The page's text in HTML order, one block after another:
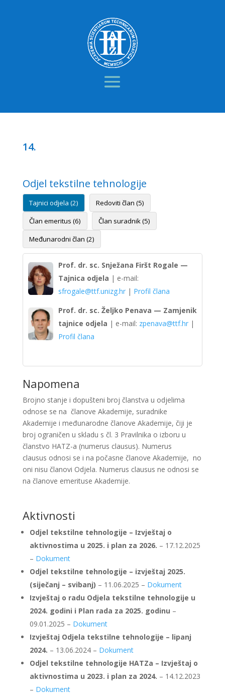
14.
Odjel tekstilne tehnologije
Tajnici odjela (2)
Redoviti član (5)
Član emeritus (6)
Član suradnik (5)
Međunarodni član (2)
Prof. dr. sc. Snježana Firšt Rogale —
Tajnica odjela | e-mail:
sfrogale@ttf.unizg.hr| Profil člana
Prof. dr. sc. Željko Penava — Zamjenik
tajnice odjela | e-mail: zpenava@ttf.hr|
Profil člana
Napomena
Brojno stanje i dopušteni broj članstva u odjelima
odnose se na članove Akademije, suradnike
Akademije i međunarodne članove Akademije, čiji je
broj ograničen u skladu s čl. 3 Pravilnika o izboru u
članstvo HATZ-a (numerus clausus). Numerus
clausus odnosi se i na počasne članove Akademije, no
oni nisu članovi Odjela. Numerus clausus ne odnosi se
na članove emerituse Akademije.
Aktivnosti
Odjel tekstilne tehnologije – Izvještaj o
aktivnostima u 2025. i plan za 2026. – 17.12.2025
– Dokument
Odjel tekstilne tehnologije – izvještaj 2025.
(siječanj – svibanj) – 11.06.2025 – Dokument
Izvještaj o radu Odjela tekstilne tehnologije u
2024. godini i Plan rada za 2025. godinu –
09.01.2025 – Dokument
Izvještaj Odjela tekstilne tehnologije – lipanj
2024. – 13.06.2024 – Dokument
Odjel tekstilne tehnologije HATZa – Izvještaj o
aktivnostima u 2023. i plan za 2024. – 14.12.2023
– Dokument